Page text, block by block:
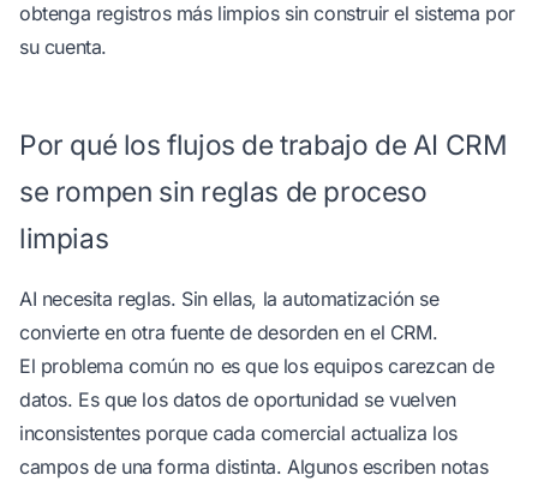
obtenga registros más limpios sin construir el sistema por
su cuenta.
Por qué los flujos de trabajo de AI CRM
se rompen sin reglas de proceso
limpias
AI necesita reglas. Sin ellas, la automatización se
convierte en otra fuente de desorden en el CRM.
El problema común no es que los equipos carezcan de
datos. Es que los datos de oportunidad se vuelven
inconsistentes porque cada comercial actualiza los
campos de una forma distinta. Algunos escriben notas